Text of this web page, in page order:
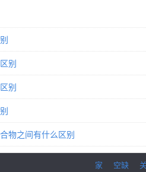
别
别
物之间有什么区别
家 空缺